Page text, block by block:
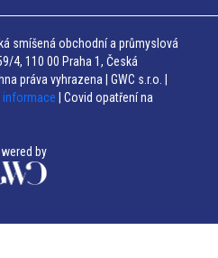
smíšená obchodní a průmyslová
4, 110 00 Praha 1, Česká
práva vyhrazena | GWC s.r.o. |
informace | Covid opatření na
by